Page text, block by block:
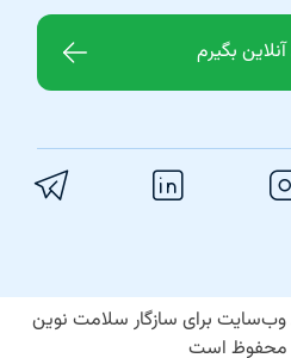
بگیرم
برای سازگار سلامت نوین
محفوظ است